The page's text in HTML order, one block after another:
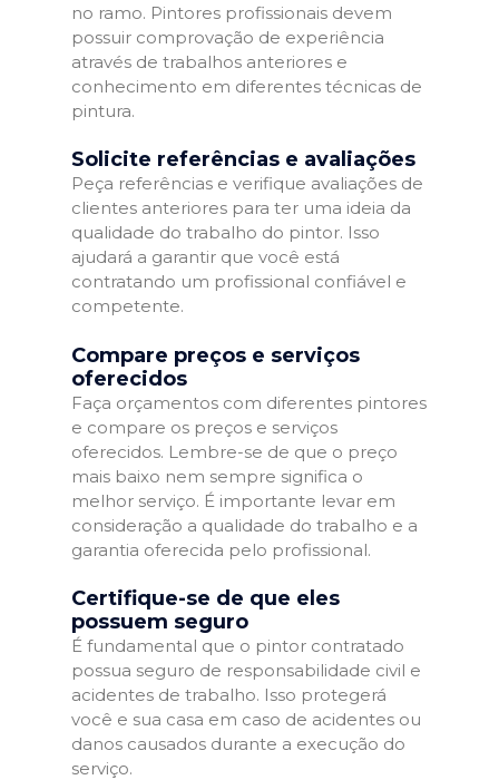
no ramo. Pintores profissionais devem
possuir comprovação de experiência
através de trabalhos anteriores e
conhecimento em diferentes técnicas de
pintura.
Solicite referências e avaliações
Peça referências e verifique avaliações de
clientes anteriores para ter uma ideia da
qualidade do trabalho do pintor. Isso
ajudará a garantir que você está
contratando um profissional confiável e
competente.
Compare preços e serviços
oferecidos
Faça orçamentos com diferentes pintores
e compare os preços e serviços
oferecidos. Lembre-se de que o preço
mais baixo nem sempre significa o
melhor serviço. É importante levar em
consideração a qualidade do trabalho e a
garantia oferecida pelo profissional.
Certifique-se de que eles
possuem seguro
É fundamental que o pintor contratado
possua seguro de responsabilidade civil e
acidentes de trabalho. Isso protegerá
você e sua casa em caso de acidentes ou
danos causados durante a execução do
serviço.